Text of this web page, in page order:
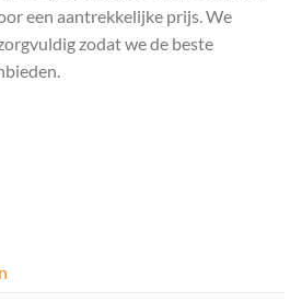
een aantrekkelijke prijs. We
zodat we de beste